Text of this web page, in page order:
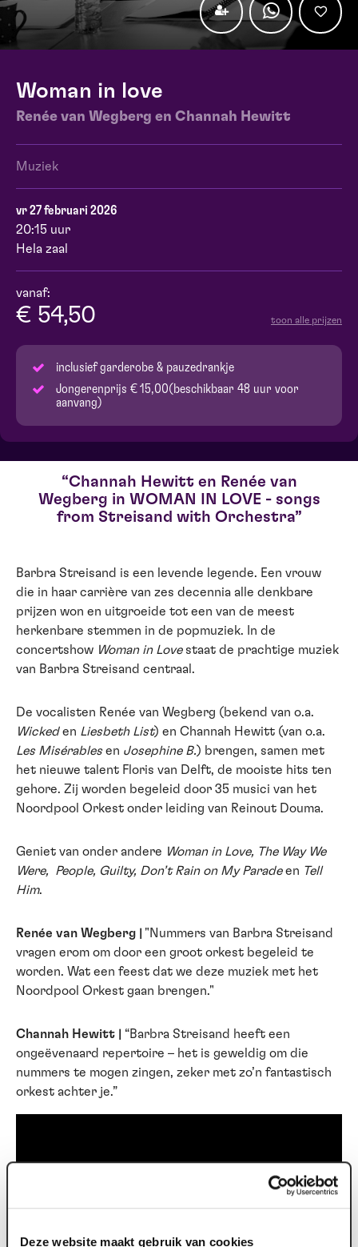
Deze website maakt gebruik van cookies
Woman in love
Renée van Wegberg en Channah Hewitt
Muziek
vr 27 februari 2026
20:15 uur
Hela zaal
vanaf:
€ 54,50 toon alle prijzen
inclusief garderobe & pauzedrankje
Jongerenprijs € 15,00(beschikbaar 48 uur voor
aanvang)
Channah Hewitt en Renée van
Wegberg in WOMAN IN LOVE - songs
from Streisand with Orchestra
Barbra Streisand is een levende legende. Een vrouw
die in haar carrière van zes decennia alle denkbare
prijzen won en uitgroeide tot een van de meest
herkenbare stemmen in de popmuziek. In de
concertshow Woman in Love staat de prachtige muziek
van Barbra Streisand centraal.
De vocalisten Renée van Wegberg (bekend van o.a.
Wickeden Liesbeth List) en Channah Hewitt (van o.a.
Les Misérablesen Josephine B.) brengen, samen met
het nieuwe talent Floris van Delft, de mooiste hits ten
gehore. Zij worden begeleid door 35 musici van het
Noordpool Orkest onder leiding van Reinout Douma.
Geniet van onder andere
Woman in Love, The Way We
Were, People, Guilty, Don’t Rain on My Paradeen Tell
Him.
Renée van Wegberg |
"Nummers van Barbra Streisand
vragen erom om door een groot orkest begeleid te
worden. Wat een feest dat we deze muziek met het
Noordpool Orkest gaan brengen."
Channah Hewitt | “Barbra Streisand heeft een
ongeëvenaard repertoire – het is geweldig om die
nummers te mogen zingen, zeker met zo’n fantastisch
orkest achter je.”